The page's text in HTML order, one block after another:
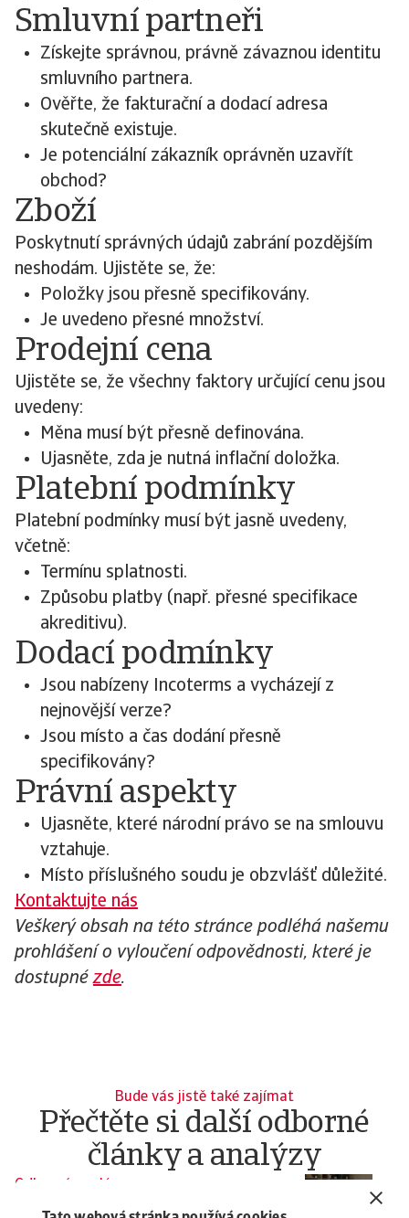
Smluvní partneři
Získejte správnou, právně závaznou identitu
smluvního partnera.
Ověřte, že fakturační a dodací adresa
skutečně existuje.
Je potenciální zákazník oprávněn uzavřít
obchod?
Zboží
Poskytnutí správných údajů zabrání pozdějším
neshodám. Ujistěte se, že:
Položky jsou přesně specifikovány.
Je uvedeno přesné množství.
Prodejní cena
Ujistěte se, že všechny faktory určující cenu jsou
uvedeny:
Měna musí být přesně definována.
Ujasněte, zda je nutná inflační doložka.
Platební podmínky
Platební podmínky musí být jasně uvedeny,
včetně:
Termínu splatnosti.
Způsobu platby (např. přesné specifikace
akreditivu).
Dodací podmínky
Jsou nabízeny Incoterms a vycházejí z
nejnovější verze?
Jsou místo a čas dodání přesně
specifikovány?
Právní aspekty
Ujasněte, které národní právo se na smlouvu
vztahuje.
Místo příslušného soudu je obzvlášť důležité.
Kontaktujte nás
Veškerý obsah na této stránce podléhá našemu
prohlášení o vyloučení odpovědnosti, které je
dostupnézde.
Bude vás jistě také zajímat
Přečtěte si další odborné
články a analýzy
Odborná analýza
Vymáhání faktur: jak správně